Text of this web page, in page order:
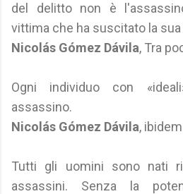
del delitto non è
vittima che ha suscitato la sua
Nicolás Gómez Dávila, Tra
Ogni individuo con
assassino.
Nicolás Gómez Dávila, ibidem
Tutti gli uomini sono nati
assassini. Senza la